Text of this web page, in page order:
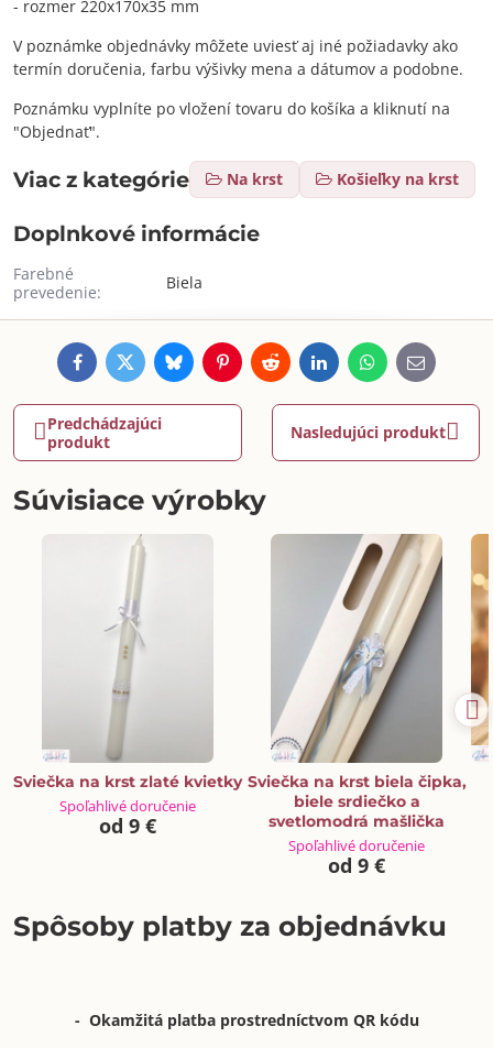
- rozmer 220x170x35 mm
V poznámke objednávky môžete uviesť aj iné požiadavky ako
termín doručenia, farbu výšivky mena a dátumov a podobne.
Poznámku vyplníte po vložení tovaru do košíka a kliknutí na
"Objednať".
Viac z kategórie Na krst Košieľky na krst
Doplnkové informácie
Farebné
prevedenie:
Biela
FacebookTwitterBlueskyPinterestRedditLinkedInWhatsApp
E-
mail
Predchádzajúci
produkt
Nasledujúci produkt
Súvisiace výrobky
Sviečka na krst zlaté kvietky
Spoľahlivé doručenie
od 9 €
Sviečka na krst biela čipka,
biele srdiečko a
svetlomodrá mašlička
Spoľahlivé doručenie
od 9 €
Spôsoby platby za objednávku
- Okamžitá platba prostredníctvom QR kódu